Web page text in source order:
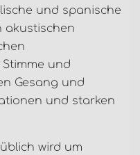
und spanische
akustischen
und
Gesang und
und starken
wird um